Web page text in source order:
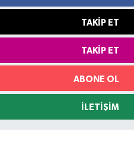
TAKIP ET
TAKIP ET
ABONE OL
İLETIŞIM